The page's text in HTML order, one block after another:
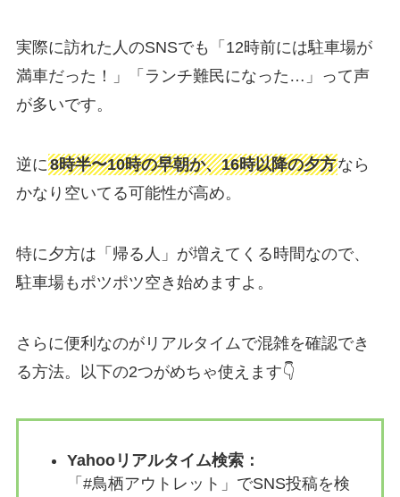
実際に訪れた人のSNSでも「12時前には駐車場が
満車だった！」「ランチ難民になった…」って声
が多いです。
逆に8時半〜10時の早朝か、16時以降の夕方なら
かなり空いてる可能性が高め。
特に夕方は「帰る人」が増えてくる時間なので、
駐車場もポツポツ空き始めますよ。
さらに便利なのがリアルタイムで混雑を確認でき
る方法。以下の2つがめちゃ使えます👇
Yahooリアルタイム検索：
「#鳥栖アウトレット」でSNS投稿を検